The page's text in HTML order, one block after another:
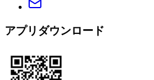
アプリダウンロード